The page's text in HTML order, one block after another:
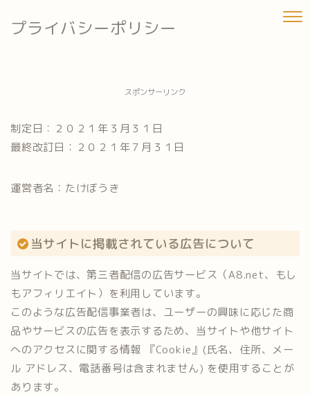
プライバシーポリシー
スポンサーリンク
制定日：２０２１年３月３１日
最終改訂日：２０２１年７月３１日
運営者名：たけぼうき
当サイトに掲載されている広告について
当サイトでは、第三者配信の広告サービス（A8.net、もし
もアフィリエイト）を利用しています。
このような広告配信事業者は、ユーザーの興味に応じた商
品やサービスの広告を表示するため、当サイトや他サイト
へのアクセスに関する情報 『Cookie』(氏名、住所、メー
ル アドレス、電話番号は含まれません) を使用することが
あります。